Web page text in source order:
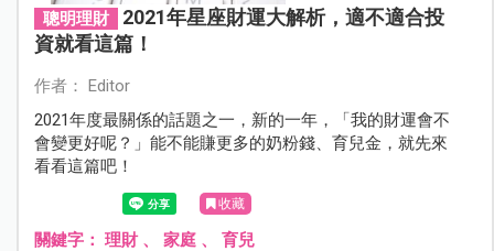
聰明理財
2021年星座財運大解析，適不適合投
資就看這篇！
作者： Editor
2021年度最關係的話題之一，新的一年，「我的財運會不
會變更好呢？」能不能賺更多的奶粉錢、育兒金，就先來
看看這篇吧！
收藏
關鍵字： 理財、 家庭、 育兒